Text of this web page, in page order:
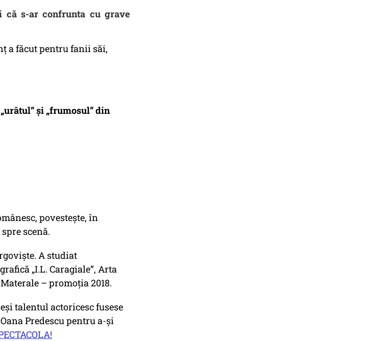
s-ar confrunta cu grave
a făcut pentru fanii săi,
și „frumosul” din
povestește, în
scenă.
A studiat
„I.L. Caragiale”, Arta
– promoția 2018.
talentul actoricesc fusese
Predescu pentru a-și